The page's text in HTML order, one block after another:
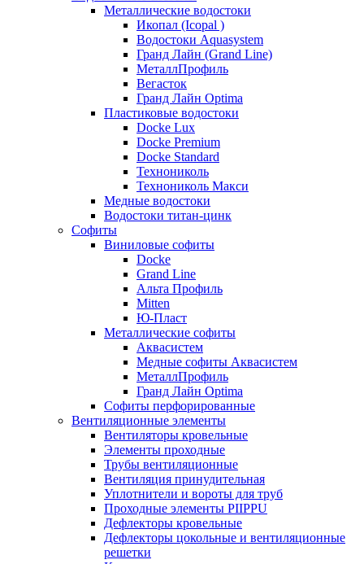
Металлические водостоки
Икопал (Icopal )
Водостоки Aquasystem
Гранд Лайн (Grand Line)
МеталлПрофиль
Вегасток
Гранд Лайн Optima
Пластиковые водостоки
Docke Lux
Docke Premium
Docke Standard
Технониколь
Технониколь Макси
Медные водостоки
Водостоки титан-цинк
Софиты
Виниловые софиты
Docke
Grand Line
Альта Профиль
Mitten
Ю-Пласт
Металлические софиты
Аквасистем
Медные софиты Аквасистем
МеталлПрофиль
Гранд Лайн Optima
Софиты перфорированные
Вентиляционные элементы
Вентиляторы кровельные
Элементы проходные
Трубы вентиляционные
Вентиляция принудительная
Уплотнители и вороты для труб
Проходные элементы PIIPPU
Дефлекторы кровельные
Дефлекторы цокольные и вентиляционные
решетки